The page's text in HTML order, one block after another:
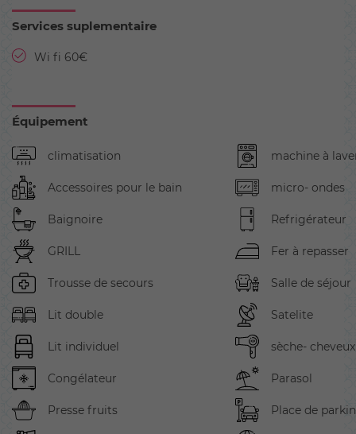
Services suplementaire
Wi fi 60€
Équipement
climatisation
Accessoires pour le bain
Baignoire
GRILL
Trousse de secours
Lit double
Lit individuel
Congélateur
Presse fruits
machine à
micro- ondes
Refrigérateur
Fer à repasser
Salle de séjour
Satelite
sèche- cheveux
Parasol
Place de